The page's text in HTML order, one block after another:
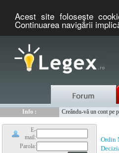
Acest site foloseşte
Continuarea navigării
Info :
Creându-vă un cont pe
E-
mail:
Parola:
Ordin